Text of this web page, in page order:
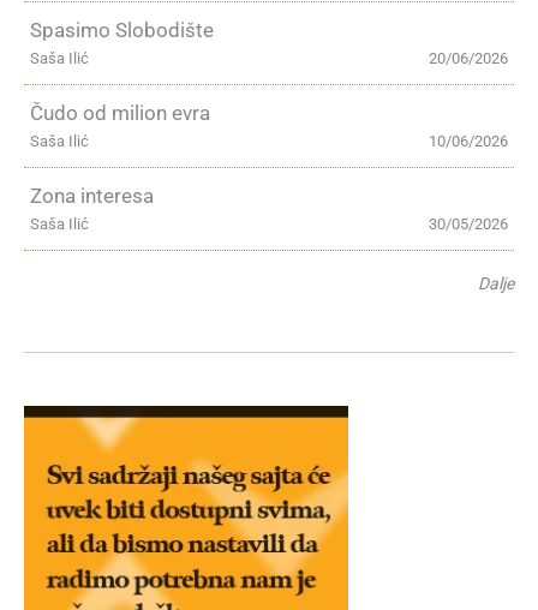
Spasimo Slobodište
20/06/2026
Saša Ilić
Čudo od milion evra
10/06/2026
Saša Ilić
Zona interesa
30/05/2026
Saša Ilić
Dalje